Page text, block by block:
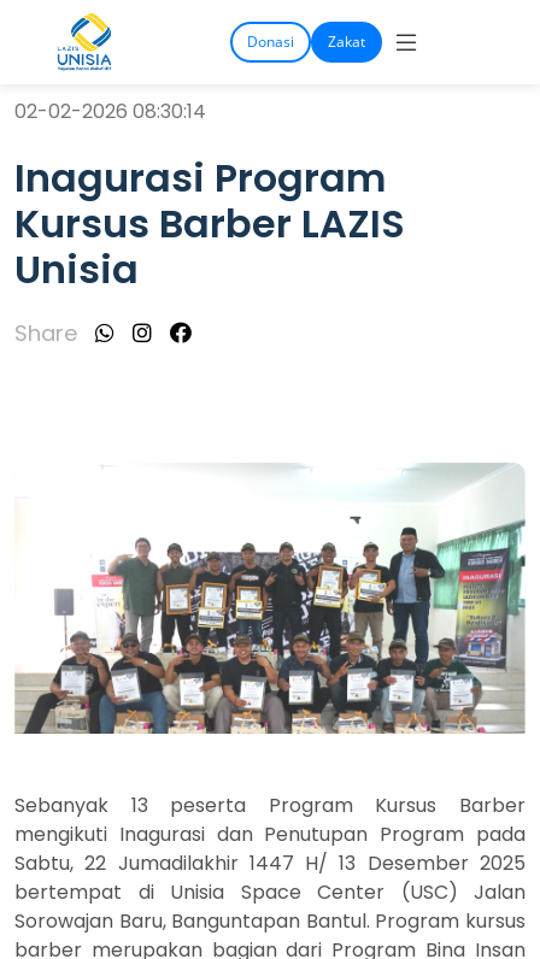
Donasi Zakat
02-02-2026 08:30:14
Inagurasi Program
Kursus Barber LAZIS
Unisia
Share
Sebanyak 13 peserta Program Kursus Barber
mengikuti Inagurasi dan Penutupan Program pada
Sabtu, 22 Jumadilakhir 1447 H/ 13 Desember 2025
bertempat di Unisia Space Center (USC) Jalan
Sorowajan Baru, Banguntapan Bantul. Program kursus
barber merupakan bagian dari Program Bina Insan